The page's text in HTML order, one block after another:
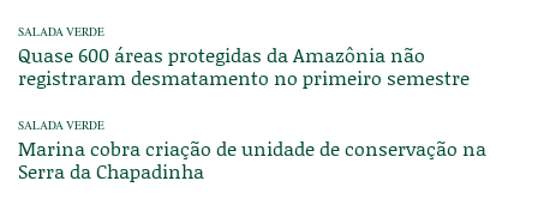
SALADA VERDE
Quase 600 áreas protegidas da Amazônia não
registraram desmatamento no primeiro semestre
SALADA VERDE
Marina cobra criação de unidade de conservação na
Serra da Chapadinha